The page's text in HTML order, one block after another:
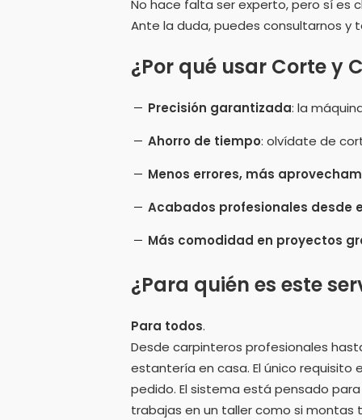
No hace falta ser experto, pero sí es
Ante la duda, puedes consultarnos y
¿Por qué usar Corte y
Precisión garantizada: la
Ahorro de tiempo: olvídate de
Menos errores, más
Acabados profesionales desde
Más comodidad en proyectos
¿Para quién es este
Para todos.
Desde carpinteros profesionales
estantería en casa. El único
pedido. El sistema está pensado
trabajas en un taller como si montas